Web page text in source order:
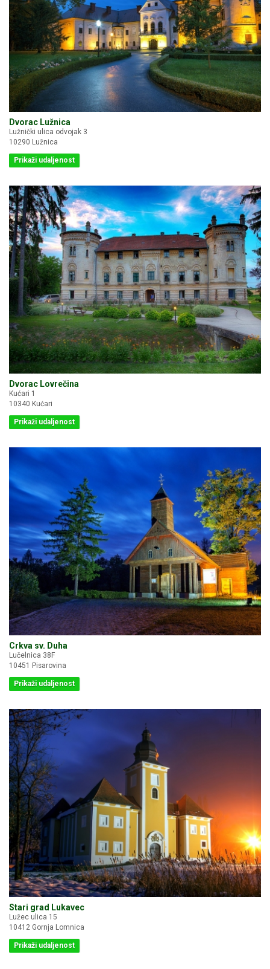
Dvorac Lužnica
Lužnički ulica odvojak 3
10290 Lužnica
Prikaži udaljenost
Dvorac Lovrečina
Kućari 1
10340 Kućari
Prikaži udaljenost
Crkva sv. Duha
Lučelnica 38F
10451 Pisarovina
Prikaži udaljenost
Stari grad Lukavec
Lužec ulica 15
10412 Gornja Lomnica
Prikaži udaljenost